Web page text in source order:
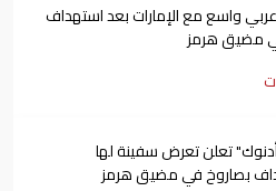
واسع مع الإمارات بعد استهداف
مضيق هرمز
تعلن تعرض سفينة لها
بصاروخ في مضيق هرمز